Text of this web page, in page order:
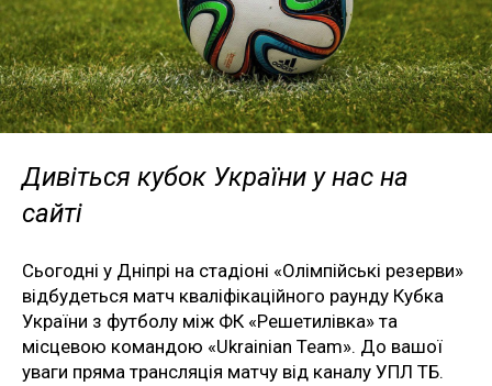
Дивіться кубок України у нас на
сайті
Сьогодні у Дніпрі на стадіоні «Олімпійські резерви»
відбудеться матч кваліфікаційного раунду Кубка
України з футболу між ФК «Решетилівка» та
місцевою командою «Ukrainian Team». До вашої
уваги пряма трансляція матчу від каналу УПЛ ТБ.